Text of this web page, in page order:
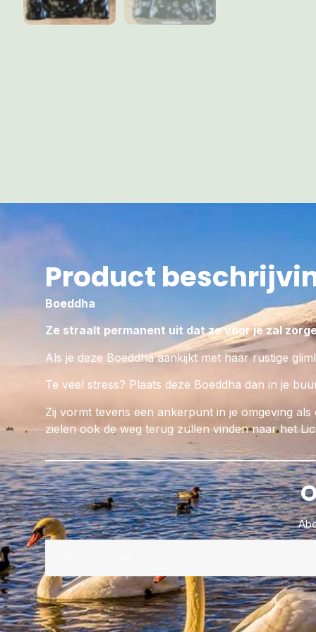
Product
Boeddha
Ze straalt permanent uit dat ze voor je zal
Als je deze Boeddha aankijkt met haar rustige
Te veel stress? Plaats deze Boeddha dan in je
Zij vormt tevens een ankerpunt in je omgeving
zielen ook de weg terug zullen vinden naar het